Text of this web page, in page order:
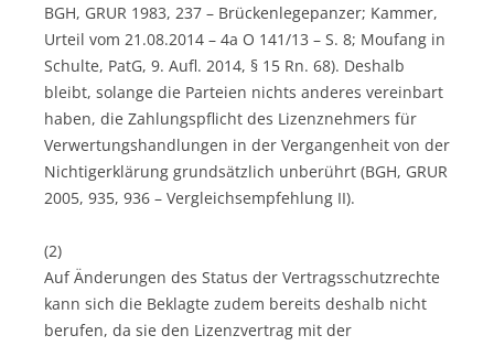
BGH, GRUR 1983, 237 – Brückenlegepanzer; Kammer,
Urteil vom 21.08.2014 – 4a O 141/13 – S. 8; Moufang in
Schulte, PatG, 9. Aufl. 2014, § 15 Rn. 68). Deshalb
bleibt, solange die Parteien nichts anderes vereinbart
haben, die Zahlungspflicht des Lizenznehmers für
Verwertungshandlungen in der Vergangenheit von der
Nichtigerklärung grundsätzlich unberührt (BGH, GRUR
2005, 935, 936 – Vergleichsempfehlung II).
(2)
Auf Änderungen des Status der Vertragsschutzrechte
kann sich die Beklagte zudem bereits deshalb nicht
berufen, da sie den Lizenzvertrag mit der